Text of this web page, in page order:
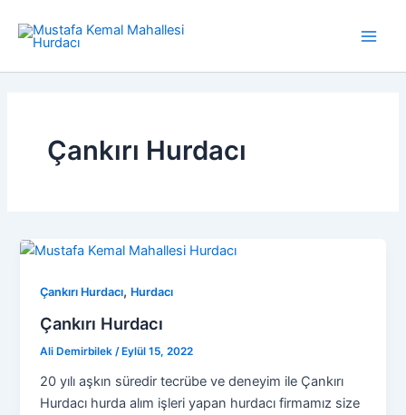
atla
Çankırı Hurdacı
Çankırı Hurdacı, Hurdacı
Çankırı Hurdacı
Ali Demirbilek/ Eylül 15, 2022
20 yılı aşkın süredir tecrübe ve deneyim ile Çankırı
Hurdacı hurda alım işleri yapan hurdacı firmamız size